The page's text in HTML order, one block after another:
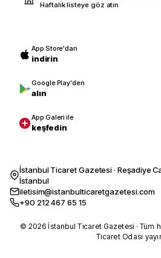
Haftalık listeye göz atın
App Store'dan
indirin
Google Play'den
alın
App Galeri ile
keşfedin
İstanbul Ticaret Gazetesi · Reşadiye
İstanbul
iletisim@istanbulticaretgazetesi.com
+90 212 467 65 15
© 2026 İstanbul Ticaret Gazetesi · Tüm
Ticaret Odası